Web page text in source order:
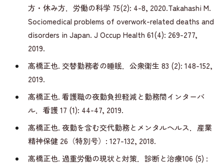
方・休み方．労働の科学 75(2): 4-8, 2020.Takahashi M.
Sociomedical problems of overwork-related deaths and
disorders in Japan. J Occup Health 61(4): 269-277,
2019.
高橋正也. 交替勤務者の睡眠．公衆衛生 83 (2): 148-152,
2019.
高橋正也. 看護職の夜勤負担軽減と勤務間インターバ
ル．看護 17 (1): 44-47, 2019.
高橋正也. 夜勤を含む交代勤務とメンタルヘルス．産業
精神保健 26（特別号）: 127-132, 2018.
高橋正也. 過重労働の現状と対策．診断と治療106 (5) :